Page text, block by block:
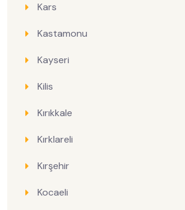
Kars
Kastamonu
Kayseri
Kilis
Kırıkkale
Kırklareli
Kırşehir
Kocaeli